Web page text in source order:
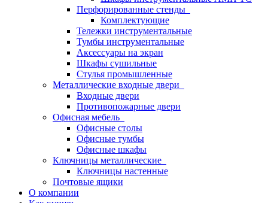
Перфорированные стенды
Комплектующие
Тележки инструментальные
Тумбы инструментальные
Аксессуары на экран
Шкафы сушильные
Стулья промышленные
Металлические входные двери
Входные двери
Противопожарные двери
Офисная мебель
Офисные столы
Офисные тумбы
Офисные шкафы
Ключницы металлические
Ключницы настенные
Почтовые ящики
О компании